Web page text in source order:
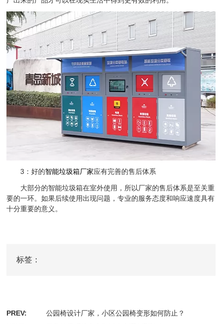
3：好的智能垃圾箱厂家应有完善的售后体系
大部分的智能垃圾箱在室外使用，所以厂家的售后体系是至关重
要的一环。如果后续使用出现问题，专业的服务态度和响应速度具有
十分重要的意义。
标签：
PREV:
公园椅设计厂家，小区公园椅变形如何防止？